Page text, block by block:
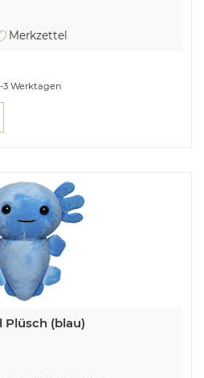
Merkzettel
3 Werktagen
Plüsch (blau)